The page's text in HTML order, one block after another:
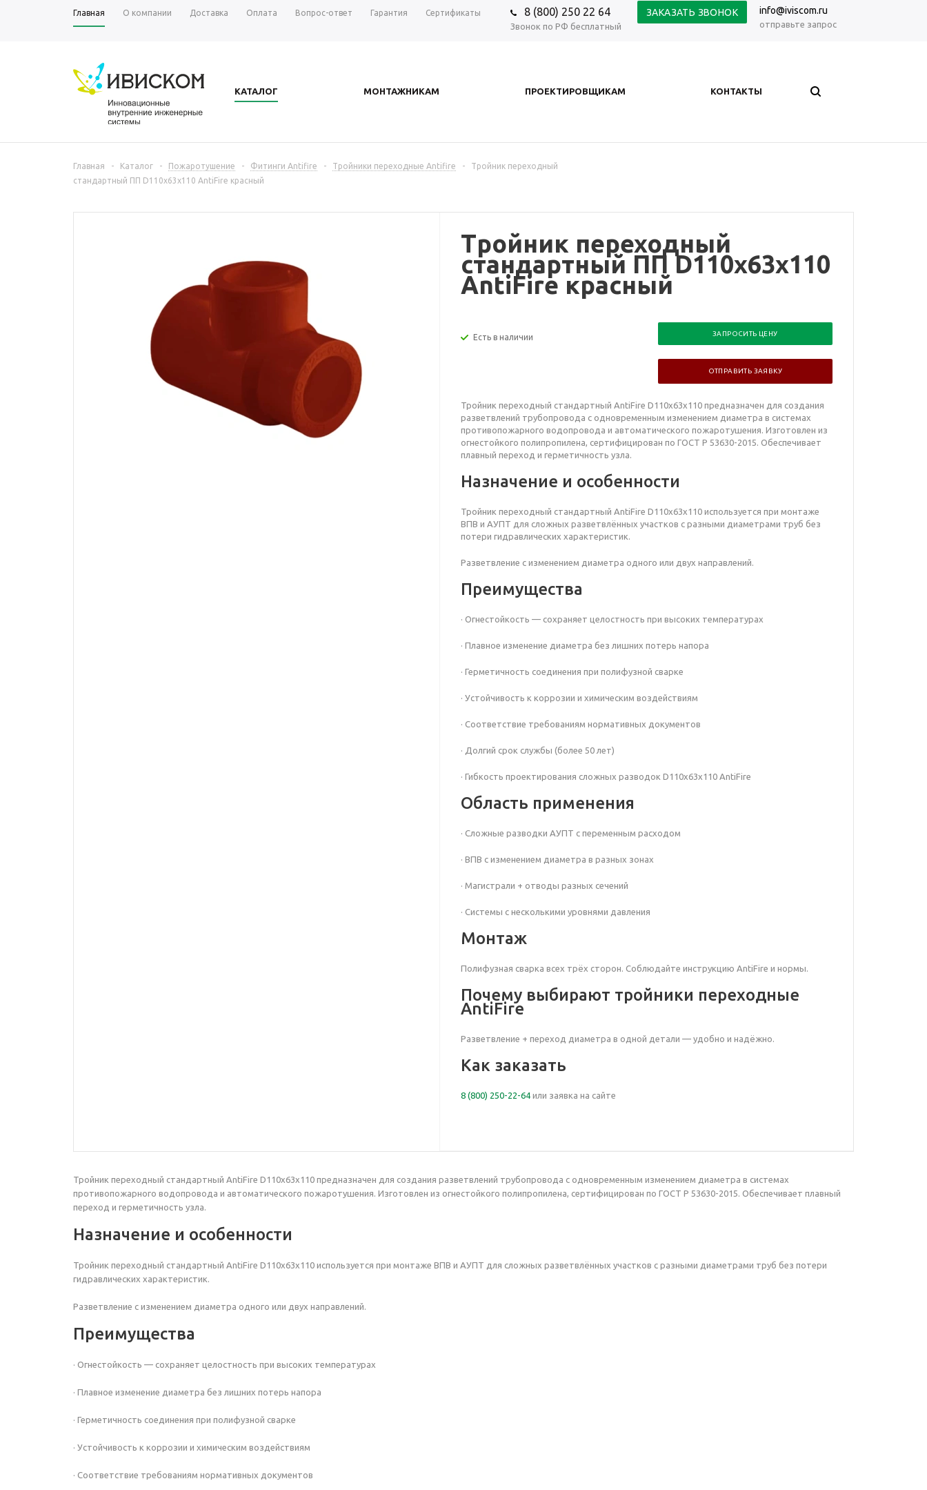
Главная О компании Доставка Оплата Вопрос-ответ Гарантия Сертификаты 8 (800) 250 22 64
Звонок по РФ бесплатный
ЗАКАЗАТЬ ЗВОНОК info@iviscom.ru
отправьте запрос
КАТАЛОГ МОНТАЖНИКАМ ПРОЕКТИРОВЩИКАМ КОНТАКТЫ
Главная - Каталог - Пожаротушение - Фитинги Antifire - Тройники переходные Antifire -
Тройник переходный
стандартный ПП D110х63х110 AntiFire красный
Тройник переходный
стандартный ПП D110х63х110
AntiFire красный
Есть в наличии ЗАПРОСИТЬ ЦЕНУ
ОТПРАВИТЬ ЗАЯВКУ
Тройник переходный стандартный AntiFire D110х63х110 предназначен для создания
разветвлений трубопровода с одновременным изменением диаметра в системах
противопожарного водопровода и автоматического пожаротушения. Изготовлен из
огнестойкого полипропилена, сертифицирован по ГОСТ Р 53630-2015. Обеспечивает
плавный переход и герметичность узла.
Назначение и особенности
Тройник переходный стандартный AntiFire D110х63х110 используется при монтаже
ВПВ и АУПТ для сложных разветвлённых участков с разными диаметрами труб без
потери гидравлических характеристик.
Разветвление с изменением диаметра одного или двух направлений.
Преимущества
· Огнестойкость — сохраняет целостность при высоких температурах
· Плавное изменение диаметра без лишних потерь напора
· Герметичность соединения при полифузной сварке
· Устойчивость к коррозии и химическим воздействиям
· Соответствие требованиям нормативных документов
· Долгий срок службы (более 50 лет)
· Гибкость проектирования сложных разводок D110х63х110 AntiFire
Область применения
· Сложные разводки АУПТ с переменным расходом
· ВПВ с изменением диаметра в разных зонах
· Магистрали + отводы разных сечений
· Системы с несколькими уровнями давления
Монтаж
Полифузная сварка всех трёх сторон. Соблюдайте инструкцию AntiFire и нормы.
Почему выбирают тройники переходные
AntiFire
Разветвление + переход диаметра в одной детали — удобно и надёжно.
Как заказать
8 (800) 250-22-64 или заявка на сайте
Тройник переходный стандартный AntiFire D110х63х110 предназначен для создания разветвлений трубопровода с одновременным изменением диаметра в системах
противопожарного водопровода и автоматического пожаротушения. Изготовлен из огнестойкого полипропилена, сертифицирован по ГОСТ Р 53630-2015. Обеспечивает плавный
переход и герметичность узла.
Назначение и особенности
Тройник переходный стандартный AntiFire D110х63х110 используется при монтаже ВПВ и АУПТ для сложных разветвлённых участков с разными диаметрами труб без потери
гидравлических характеристик.
Разветвление с изменением диаметра одного или двух направлений.
Преимущества
· Огнестойкость — сохраняет целостность при высоких температурах
· Плавное изменение диаметра без лишних потерь напора
· Герметичность соединения при полифузной сварке
· Устойчивость к коррозии и химическим воздействиям
· Соответствие требованиям нормативных документов